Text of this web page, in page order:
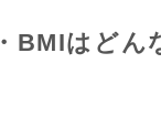
・BMIはどん